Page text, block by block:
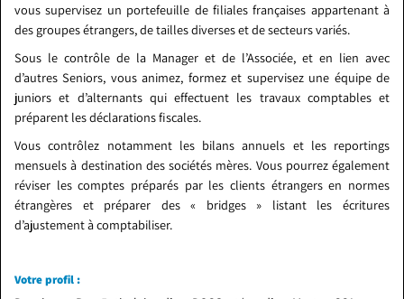
vous supervisez un portefeuille de filiales françaises appartenant à
des groupes étrangers, de tailles diverses et de secteurs variés.
Sous le contrôle de la Manager et de l’Associée, et en lien avec
d’autres Seniors, vous animez, formez et supervisez une équipe de
juniors et d’alternants qui effectuent les travaux comptables et
préparent les déclarations fiscales.
Vous contrôlez notamment les bilans annuels et les reportings
mensuels à destination des sociétés mères. Vous pourrez également
réviser les comptes préparés par les clients étrangers en normes
étrangères et préparer des « bridges » listant les écritures
d’ajustement à comptabiliser.
Votre profil :